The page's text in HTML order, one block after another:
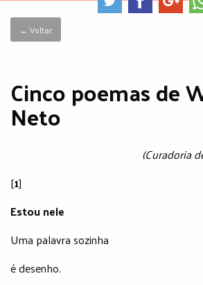
← Voltar
Cinco poemas de
Neto
(Curadoria
[1]
Estou nele
Uma palavra sozinha
é desenho.